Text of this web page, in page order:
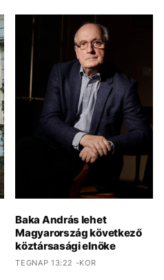
Baka András lehet
Magyarország következő
köztársasági elnöke
TEGNAP 13:22 -KOR